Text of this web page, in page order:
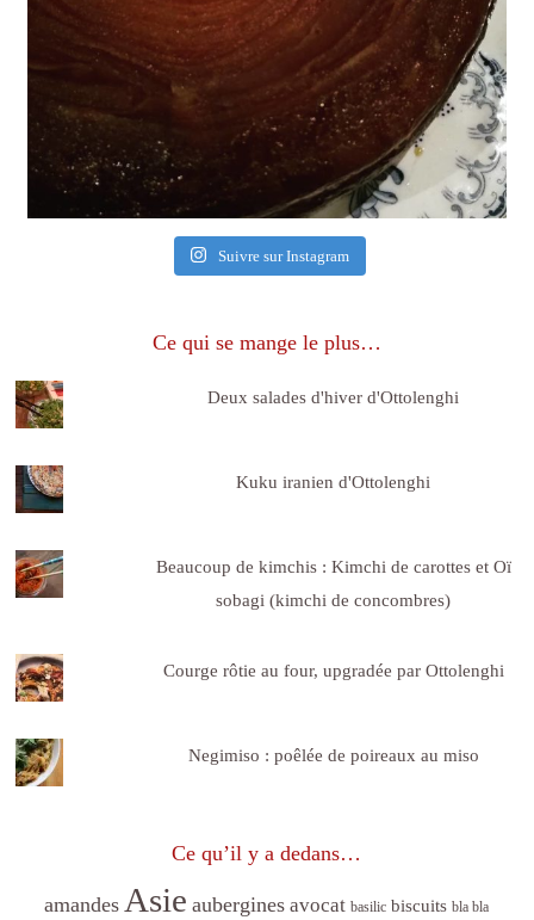
Suivre sur Instagram
Ce qui se mange le plus…
Deux salades d'hiver d'Ottolenghi
Kuku iranien d'Ottolenghi
Beaucoup de kimchis : Kimchi de carottes et Oï
sobagi (kimchi de concombres)
Courge rôtie au four, upgradée par Ottolenghi
Negimiso : poêlée de poireaux au miso
Ce qu’il y a dedans…
amandes Asie aubergines avocat basilic biscuits bla bla